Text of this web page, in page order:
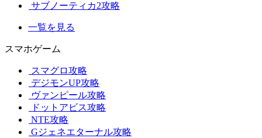
サブノーティカ2攻略
一覧を見る
スマホゲーム
スマグロ攻略
デジモンUP攻略
ヴァンピール攻略
ドットアビス攻略
NTE攻略
Gジェネエターナル攻略